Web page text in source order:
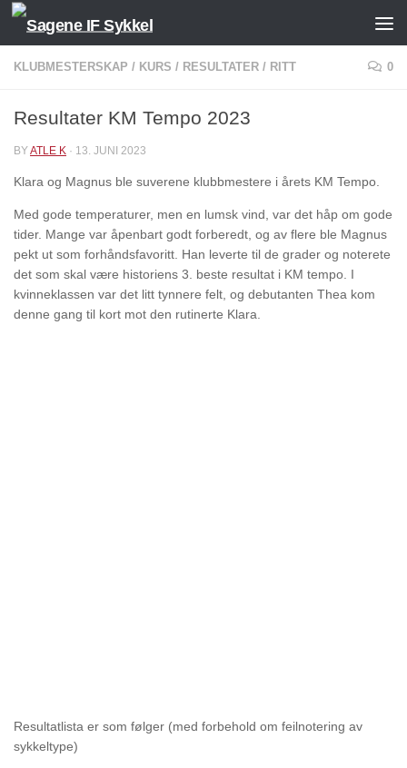
Skip to content
KLUBMESTERSKAP / KURS / RESULTATER / RITT 0
Resultater KM Tempo 2023
BYATLE K · 13. JUNI 2023
Klara og Magnus ble suverene klubbmestere i årets KM Tempo.
Med gode temperaturer, men en lumsk vind, var det håp om gode
tider. Mange var åpenbart godt forberedt, og av flere ble Magnus
pekt ut som forhåndsfavoritt. Han leverte til de grader og noterete
det som skal være historiens 3. beste resultat i KM tempo. I
kvinneklassen var det litt tynnere felt, og debutanten Thea kom
denne gang til kort mot den rutinerte Klara.
Resultatlista er som følger (med forbehold om feilnotering av
sykkeltype)